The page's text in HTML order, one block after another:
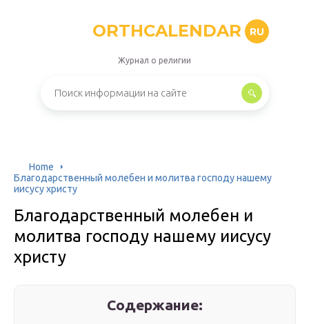
ORTHCALENDAR RU
Журнал о религии
Home
Благодарственный молебен и молитва господу нашему
иисусу христу
Благодарственный молебен и
молитва господу нашему иисусу
христу
Содержание: